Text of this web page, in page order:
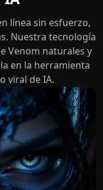
línea sin esfuerzo,
Nuestra tecnología
Venom naturales y
en la herramienta
viral de IA.